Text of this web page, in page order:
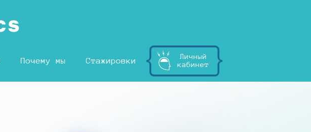
Почему мы Стажировки
Личный
кабинет